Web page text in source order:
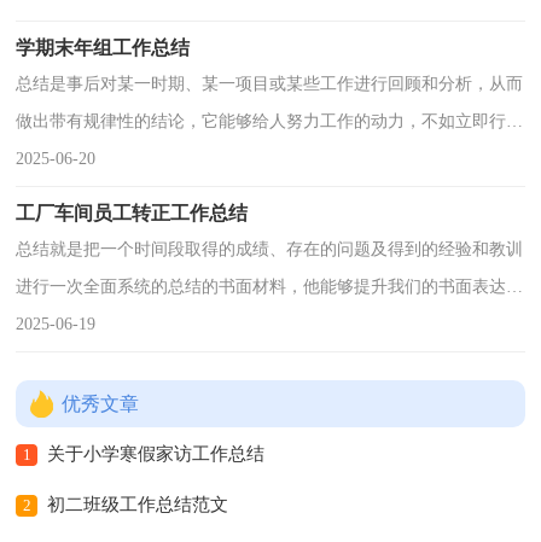
学期末年组工作总结
总结是事后对某一时期、某一项目或某些工作进行回顾和分析，从而
做出带有规律性的结论，它能够给人努力工作的动力，不如立即行动
起来写一份总结吧。但是却发现不知道该写些什么，下面是小编收集
2025-06-20
工厂车间员工转正工作总结
总结就是把一个时间段取得的成绩、存在的问题及得到的经验和教训
进行一次全面系统的总结的书面材料，他能够提升我们的书面表达能
力，让我们抽出时间写写总结吧。我们该怎么写总结呢？下面是小编
2025-06-19
优秀文章
1 关于小学寒假家访工作总结
2 初二班级工作总结范文